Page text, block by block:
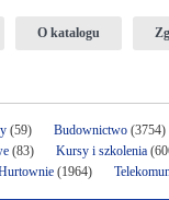
O katalogu
(59) Budownictwo (3754)
(83) Kursy i szkolenia
(1964)